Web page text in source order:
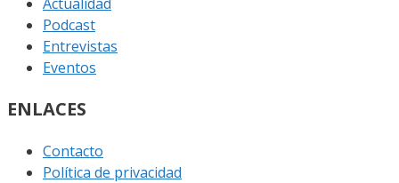
Podcast
Entrevistas
Eventos
ENLACES
Contacto
Política de privacidad